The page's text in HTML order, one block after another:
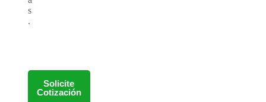
s
.
Solicite
Cotización